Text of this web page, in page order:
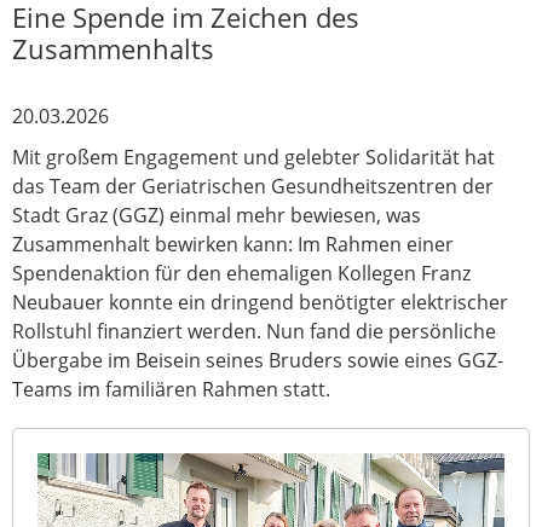
Eine Spende im Zeichen des
Zusammenhalts
20.03.2026
Mit großem Engagement und gelebter Solidarität hat
das Team der Geriatrischen Gesundheitszentren der
Stadt Graz (GGZ) einmal mehr bewiesen, was
Zusammenhalt bewirken kann: Im Rahmen einer
Spendenaktion für den ehemaligen Kollegen Franz
Neubauer konnte ein dringend benötigter elektrischer
Rollstuhl finanziert werden. Nun fand die persönliche
Übergabe im Beisein seines Bruders sowie eines GGZ-
Teams im familiären Rahmen statt.